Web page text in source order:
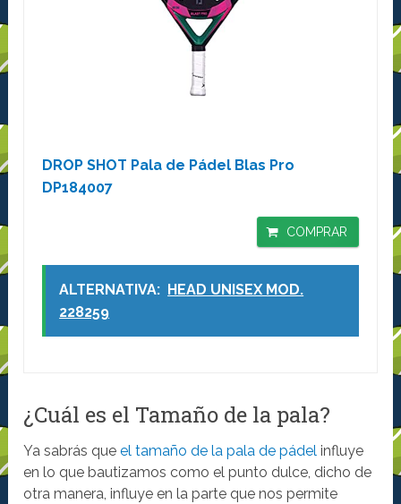
DROP SHOT Pala de Pádel Blas Pro
DP184007
COMPRAR
ALTERNATIVA: HEAD UNISEX MOD.
228259
¿Cuál es el Tamaño de la pala?
Ya sabrás queel tamaño de la pala de pádel influye
en lo que bautizamos como el punto dulce, dicho de
otra manera, influye en la parte que nos permite